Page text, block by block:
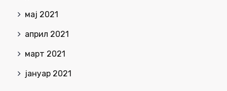
мај 2021
април 2021
март 2021
јануар 2021